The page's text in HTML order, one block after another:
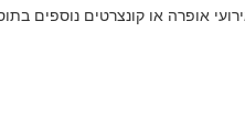
אופרה או קונצרטים נוספים